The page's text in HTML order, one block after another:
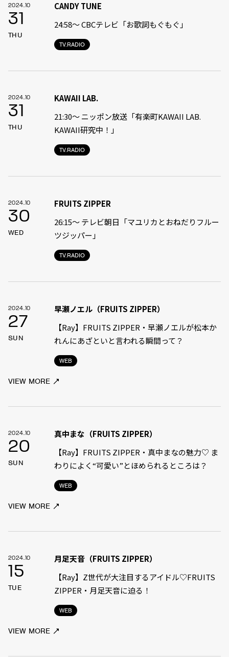
2024.10
31
THU
TV.RADIO
CANDY TUNE
24:58〜 CBCテレビ「お歌詞もぐもぐ」
2024.10
31
THU
TV.RADIO
KAWAII LAB.
21:30〜 ニッポン放送「有楽町KAWAII LAB.
KAWAII研究中！」
2024.10
30
WED
TV.RADIO
FRUITS ZIPPER
26:15～ テレビ朝日「マユリカとおねだりフルー
ツジッパー」
2024.10
27
SUN
WEB
早瀬ノエル（FRUITS ZIPPER）
【Ray】FRUITS ZIPPER・早瀬ノエルが松本か
れんにあざといと言われる瞬間って？
VIEW MORE
2024.10
20
SUN
WEB
真中まな（FRUITS ZIPPER）
【Ray】FRUITS ZIPPER・真中まなの魅力♡ ま
わりによく“可愛い”とほめられるところは？
VIEW MORE
2024.10
15
TUE
WEB
月足天音（FRUITS ZIPPER）
【Ray】Z世代が大注目するアイドル♡FRUITS
ZIPPER・月足天音に迫る！
VIEW MORE